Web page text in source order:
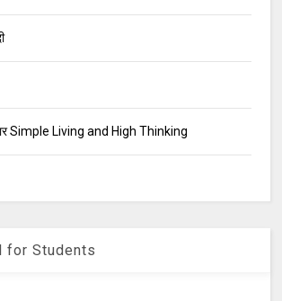
Simple Living and High Thinking
for Students